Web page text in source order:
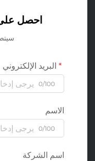
احصل
البريد الإلكتروني
0/100
الاسم
0/100
اسم الشركة